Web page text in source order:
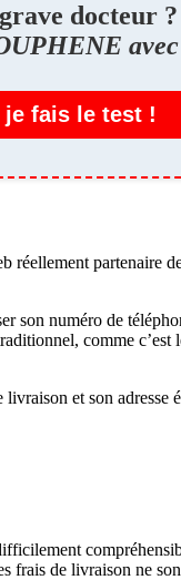
docteur ?
je fais le test !
numéro de
comme
et son
frais de livraison ne